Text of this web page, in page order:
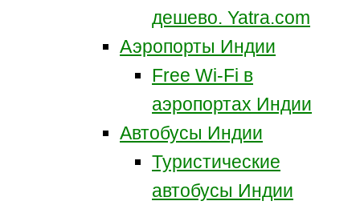
дешево. Yatra.com
Аэропорты Индии
Free Wi-Fi в
аэропортах Индии
Автобусы Индии
Туристические
автобусы Индии